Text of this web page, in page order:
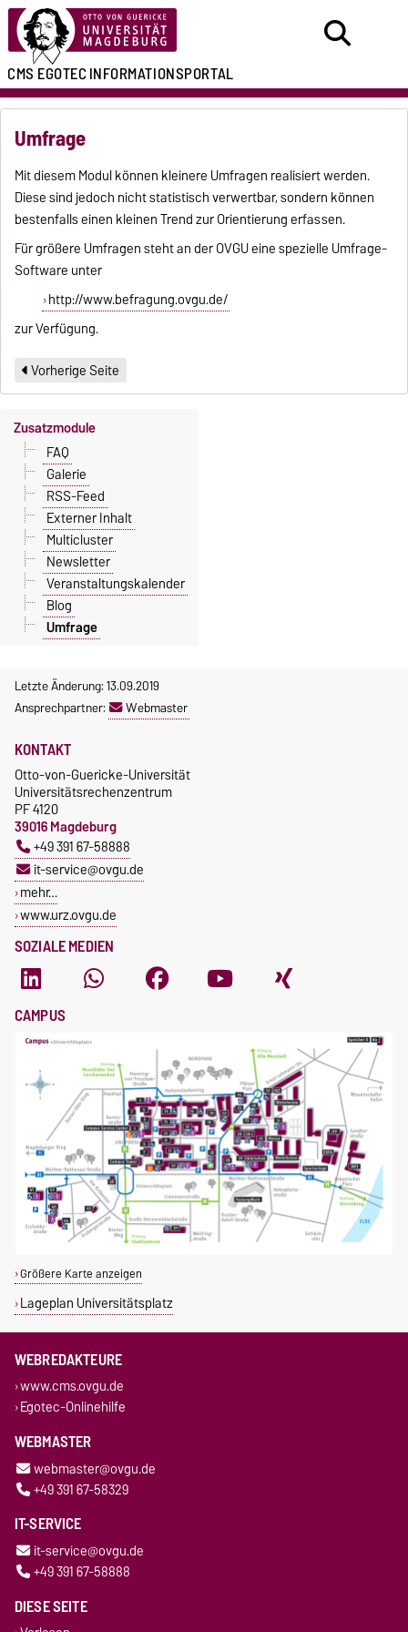
CMS EGOTECINFORMATIONSPORTAL
Umfrage
Mit diesem Modul können kleinere Umfragen realisiert werden.
Diese sind jedoch nicht statistisch verwertbar, sondern können
bestenfalls einen kleinen Trend zur Orientierung erfassen.
Für größere Umfragen steht an der OVGU eine spezielle Umfrage-
Software unter
http://www.befragung.ovgu.de/
zur Verfügung.
Vorherige Seite
Zusatzmodule
FAQ
Galerie
RSS-Feed
Externer Inhalt
Multicluster
Newsletter
Veranstaltungskalender
Blog
Umfrage
Letzte Änderung: 13.09.2019
Ansprechpartner:
Webmaster
SOZIALE MEDIEN
KONTAKT
Otto-von-Guericke-Universität
Universitätsrechenzentrum
PF 4120
39016 Magdeburg
+49 391 67-58888
it-service@ovgu.de
mehr…
www.urz.ovgu.de
CAMPUS
Größere Karte anzeigen
Lageplan Universitätsplatz
WEBREDAKTEURE
www.cms.ovgu.de
Egotec-Onlinehilfe
WEBMASTER
webmaster@ovgu.de
+49 391 67-58329
IT-SERVICE
it-service@ovgu.de
+49 391 67-58888
DIESE SEITE